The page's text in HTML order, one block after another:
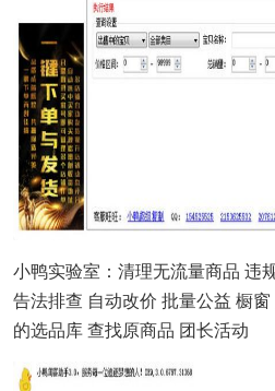
小鸭实验室：清理无流量商品 违
告法排查 自动改价 批量公益 橱
的选品库 查找原商品 团长活动